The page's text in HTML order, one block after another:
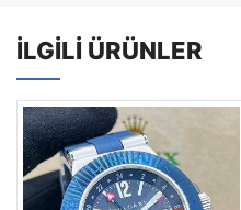
İLGILI ÜRÜNLER